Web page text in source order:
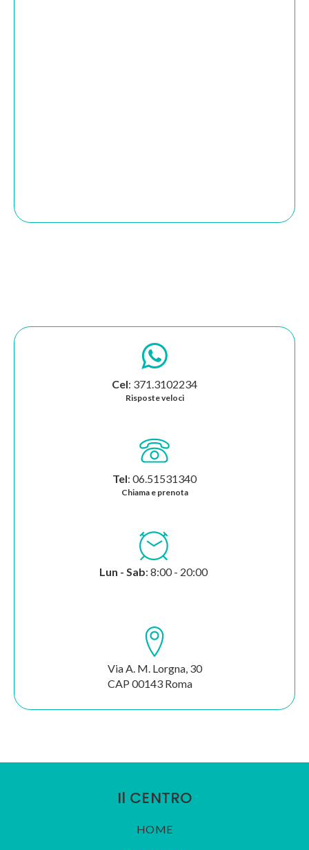
Cel: 371.3102234
Risposte veloci
Tel: 06.51531340
Chiama e prenota
Lun - Sab: 8:00 - 20:00
Via A. M. Lorgna, 30
CAP 00143 Roma
Il CENTRO
HOME